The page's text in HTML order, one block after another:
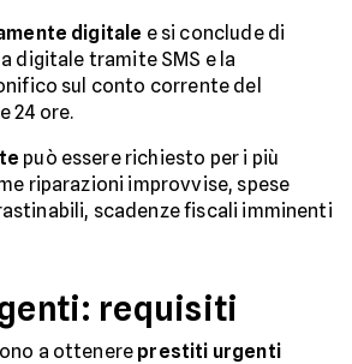
digitale e si conclude di
digitale tramite SMS e la
sul conto corrente del
24 ore.
può essere richiesto per i più
riparazioni improvvise, spese
scadenze fiscali imminenti
requisiti
a ottenere prestiti urgenti